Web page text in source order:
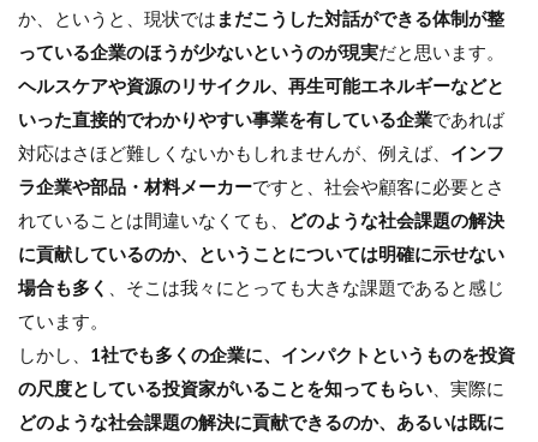
か、というと、現状では まだこうした対話ができる体制が整
っている企業のほうが少ないというのが現実だと思います。
ヘルスケアや資源のリサイクル、再生可能エネルギーなどと
いった直接的でわかりやすい事業を有している企業であれば
対応はさほど難しくないかもしれませんが、例えば、 インフ
ラ企業や部品・材料メーカーですと、社会や顧客に必要とさ
れていることは間違いなくても、
どのような社会課題の解決
に貢献しているのか、ということについては明確に示せない
場合も多く
、そこは我々にとっても大きな課題であると感じ
ています。
しかし、 1社でも多くの企業に、インパクトというものを投資
の尺度としている投資家がいることを知ってもらい 、実際に
どのような社会課題の解決に貢献できるのか、あるいは既に